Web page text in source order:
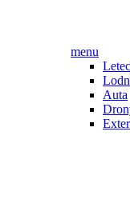
menu
Auta